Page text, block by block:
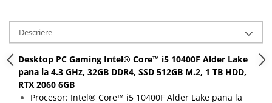
Monitoare
Monitoare NOI
Monitoare Refurbished
Monitoare Renew
Monitoare Second-Hand
Descriere
Desktop PC Gaming Intel® Core™ i5 10400F Alder Lake
pana la 4.3 GHz, 32GB DDR4, SSD 512GB M.2, 1 TB HDD,
RTX 2060 6GB
Procesor: Intel® Core™ i5 10400F Alder Lake pana la